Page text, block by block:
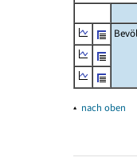
▴ nach oben